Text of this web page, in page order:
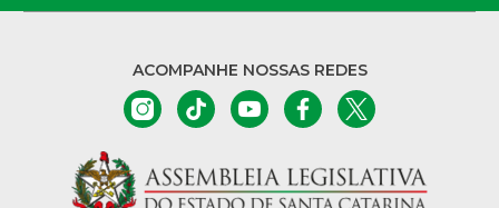
ACOMPANHE NOSSAS REDES